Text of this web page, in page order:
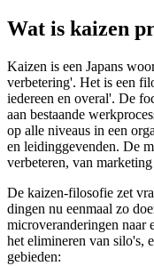
Wat is kaizen
Kaizen is een Japans
verbetering'. Het is een
iedereen en overal'. De
aan bestaande
op alle niveaus in een
en leidinggevenden. De
verbeteren, van
De kaizen-filosofie zet
dingen nu eenmaal zo
microveranderingen naar
het elimineren van silo's,
gebieden: